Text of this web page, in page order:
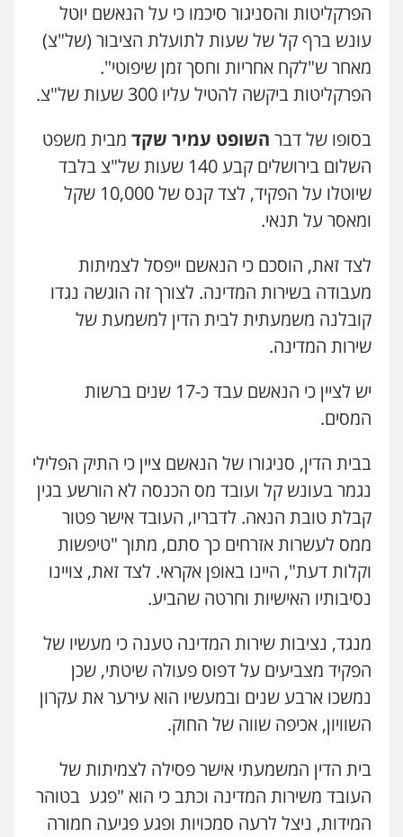
עו"ד בועז קניג
פלילי משפחה כלכלי צבאי
0507003001
הפרקליטות והסניגור סיכמו כי על הנאשם יוטל
עונש ברף קל של שעות לתועלת הציבור (של"צ)
מאחר ש"לקח אחריות וחסך זמן שיפוטי".
הפרקליטות ביקשה להטיל עליו 300 שעות של"צ.
בסופו של דבר השופט עמיר שקד מבית משפט
השלום בירושלים קבע 140 שעות של"צ בלבד
שיוטלו על הפקיד, לצד קנס של 10,000 שקל
ומאסר על תנאי.
לצד זאת, הוסכם כי הנאשם ייפסל לצמיתות
מעבודה בשירות המדינה. לצורך זה הוגשה נגדו
קובלנה משמעתית לבית הדין למשמעת של
שירות המדינה.
יש לציין כי הנאשם עבד כ-17 שנים ברשות
המסים.
בבית הדין, סניגורו של הנאשם ציין כי התיק הפלילי
נגמר בעונש קל ועובד מס הכנסה לא הורשע בגין
קבלת טובת הנאה. לדבריו, העובד אישר פטור
ממס לעשרות אזרחים כך סתם, מתוך "טיפשות
וקלות דעת", היינו באופן אקראי. לצד זאת, צויינו
נסיבותיו האישיות וחרטה שהביע.
מנגד, נציבות שירות המדינה טענה כי מעשיו של
הפקיד מצביעים על דפוס פעולה שיטתי, שכן
נמשכו ארבע שנים ובמעשיו הוא עירער את עקרון
השוויון, אכיפה שווה של החוק.
בית הדין המשמעתי אישר פסילה לצמיתות של
העובד משירות המדינה וכתב כי הוא "פגע בטוהר
המידות, ניצל לרעה סמכויות ופגע פגיעה חמורה
עו"ד אסף גונן
פלילי פשע חמור תעבורה צבא
וחקירות
0542255161
עו"ד אורי רינצקי
פלילי כלכלי ניהול משפטים
0506216813
דוד אפרים משרד עורכי דין
פלילי מס הכנסה
0506209859
עו"ד נעם שביט
פסיכיאטריה משפטית
עו"ד אלון קריטי
פלילי כלכלי אלימות סמים מעצרים
0525544654
עו"ד אייל בסרגליק
פלילי כלכלי צווארון לבן עורכי דין לענייני
אסירים אזרחי נדל"ן / עסקים
עו"ד יוסי חמצני
כלכלי צווארון לבן פשיעה כלכלית עבירות
מס הלבנת הון
0505471497
גיל דביר – משרד עורכי דין
פלילי פשיעה כלכלית צווארון לבן
0506217771